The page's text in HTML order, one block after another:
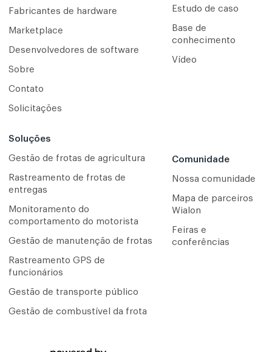
Fabricantes de hardware
Marketplace
Desenvolvedores de software
Sobre
Contato
Solicitações
Soluções
Gestão de frotas de agricultura
Rastreamento de frotas de
entregas
Monitoramento do
comportamento do motorista
Gestão de manutenção de frotas
Rastreamento GPS de
funcionários
Gestão de transporte público
Gestão de combustível da frota
Estudo de caso
Base de
conhecimento
Vídeo
Comunidade
Nossa comunidade
Mapa de parceiros
Wialon
Feiras e
conferências